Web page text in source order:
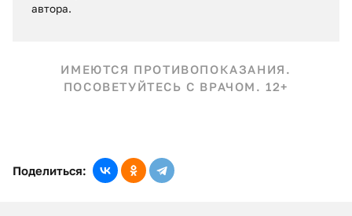
автора.
ИМЕЮТСЯ ПРОТИВОПОКАЗАНИЯ.
ПОСОВЕТУЙТЕСЬ С ВРАЧОМ. 12+
Поделиться: